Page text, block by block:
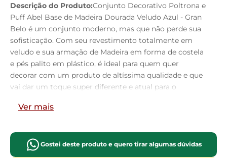
Descrição do Produto:Conjunto Decorativo Poltrona e
Puff Abel Base de Madeira Dourada Veludo Azul - Gran
Belo é um conjunto moderno, mas que não perde sua
sofisticação. Com seu revestimento totalmente em
veludo e sua armação de Madeira em forma de costela
e pés palito em plástico, é ideal para quem quer
decorar com um produto de altíssima qualidade e que
vai dar um toque super diferente e atual para o
da Poltrona:
Dimensões do Puff:
Ver mais
Gostei deste produto e quero tirar algumas dúvidas